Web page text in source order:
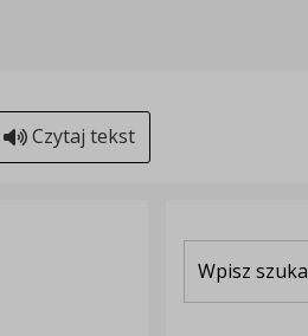
Czytaj tekst